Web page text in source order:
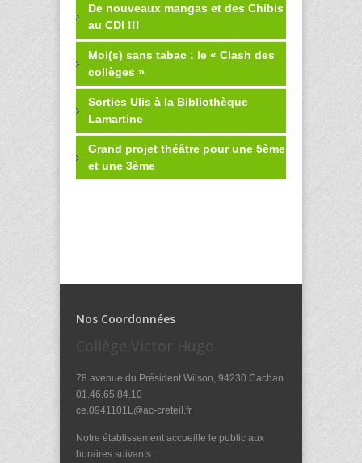
De nouveaux mangas et des Chibis
au CDI !!!
Moi(s) sans tabac : le « Clash des
collèges »
Sorties Ulis à la Bibliothèque
Lamartine
Grand projet théâtre pour une 5ème
et une 3ème
Nos Coordonnées
Collège Victor Hugo
78 avenue du Président Wilson, 94230 Cachan
01.46.65.84.10
ce.0941101L@ac-creteil.fr
Notre établissement accueille le public aux
horaires suivants :